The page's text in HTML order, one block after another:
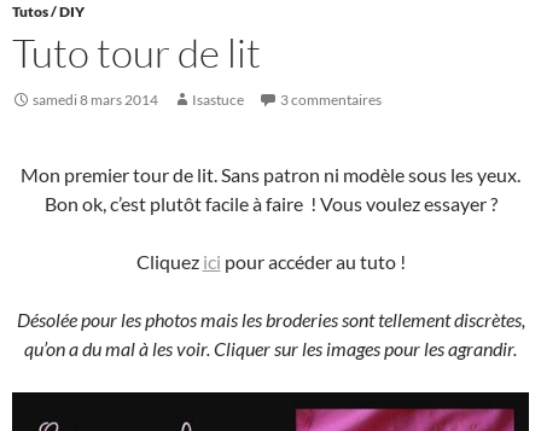
Tutos / DIY
Tuto tour de lit
samedi 8 mars 2014 Isastuce 3 commentaires
Mon premier tour de lit. Sans patron ni modèle sous les yeux.
Bon ok, c’est plutôt facile à faire ! Vous voulez essayer ?
Cliquez ici pour accéder au tuto !
Désolée pour les photos mais les broderies sont tellement discrètes,
qu’on a du mal à les voir. Cliquer sur les images pour les agrandir.